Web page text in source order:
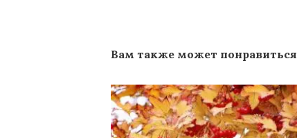
Вам также может понравиться